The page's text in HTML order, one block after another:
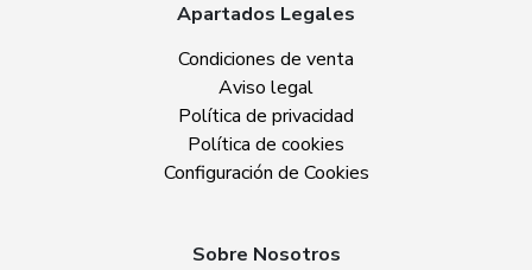
Apartados Legales
Condiciones de venta
Aviso legal
Política de privacidad
Política de cookies
Configuración de Cookies
Sobre Nosotros